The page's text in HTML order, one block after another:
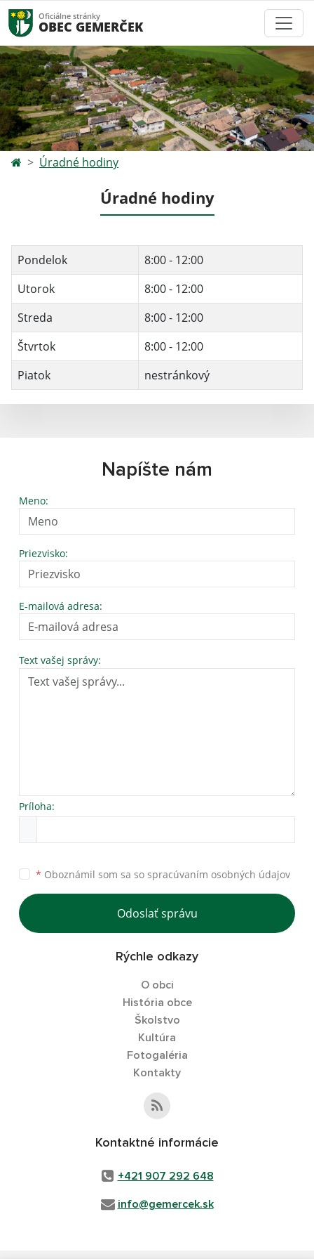
Oficiálne stránky
OBEC GEMERČEK
Úradné hodiny
Úradné hodiny
Pondelok
8:00 - 12:00
Utorok
8:00 - 12:00
Streda
8:00 - 12:00
Štvrtok
8:00 - 12:00
Piatok
nestránkový
Napíšte nám
Meno:
Priezvisko:
E-mailová adresa:
Text vašej správy:
Príloha:
* Oboznámil som sa so spracúvaním osobných údajov
Odoslať správu
Rýchle odkazy
O obci
História obce
Školstvo
Kultúra
Fotogaléria
Kontakty
Kontaktné informácie
+421 907 292 648
info@gemercek.sk